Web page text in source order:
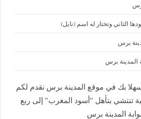
الثاني وتختار له اسم (نايل)
برس
المدينة برس
بك في موقع المدينة برس نقدم لكم
تنتشي بتأهل "أسود المغرب" إلى ربع
المدينة برس